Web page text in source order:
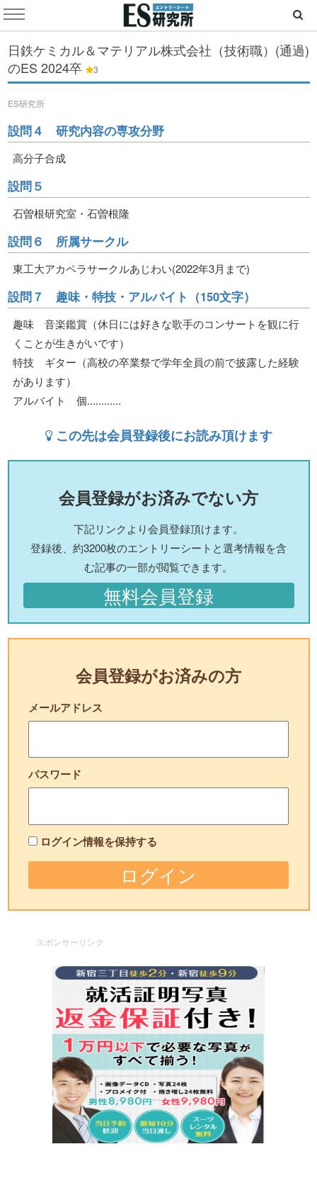
日鉄ケミカル＆マテリアル株式会社（技術職）(通過)
のES 2024卒 3
ES研究所
設問４ 研究内容の専攻分野
高分子合成
設問５
石曽根研究室・石曽根隆
設問６ 所属サークル
東工大アカペラサークルあじわい(2022年3月まで)
設問７ 趣味・特技・アルバイト（150文字）
趣味 音楽鑑賞（休日には好きな歌手のコンサートを観に行
くことが生きがいです）
特技 ギター（高校の卒業祭で学年全員の前で披露した経験
があります）
アルバイト 個............
この先は会員登録後にお読み頂けます
会員登録がお済みでない方
下記リンクより会員登録頂けます。
登録後、約3200枚のエントリーシートと選考情報を含
む記事の一部が閲覧できます。
無料会員登録
会員登録がお済みの方
メールアドレス
パスワード
ログイン情報を保持する
スポンサーリンク